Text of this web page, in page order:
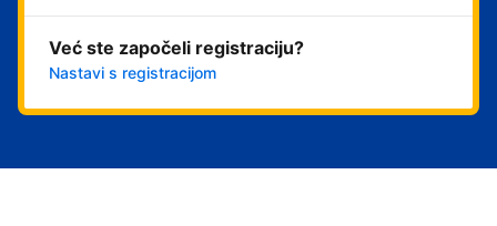
Već ste započeli registraciju?
Nastavi s registracijom